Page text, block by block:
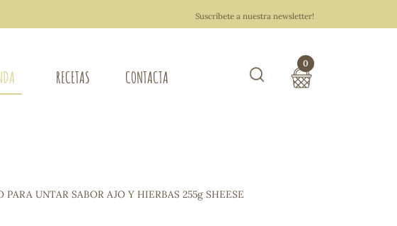
Suscríbete a nuestra newsletter!
RECETAS CONTACTA
0
PARA UNTAR SABOR AJO Y HIERBAS 255g SHEESE